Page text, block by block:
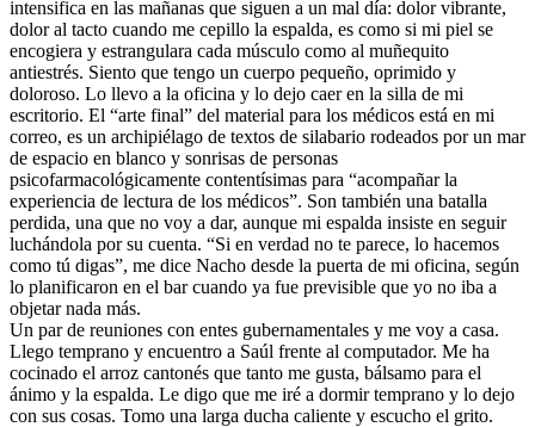
intensifica en las mañanas que siguen a un mal día: dolor vibrante,
dolor al tacto cuando me cepillo la espalda, es como si mi piel se
encogiera y estrangulara cada músculo como al muñequito
antiestrés. Siento que tengo un cuerpo pequeño, oprimido y
doloroso. Lo llevo a la oficina y lo dejo caer en la silla de mi
escritorio. El “arte final” del material para los médicos está en mi
correo, es un archipiélago de textos de silabario rodeados por un mar
de espacio en blanco y sonrisas de personas
psicofarmacológicamente contentísimas para “acompañar la
experiencia de lectura de los médicos”. Son también una batalla
perdida, una que no voy a dar, aunque mi espalda insiste en seguir
luchándola por su cuenta. “Si en verdad no te parece, lo hacemos
como tú digas”, me dice Nacho desde la puerta de mi oficina, según
lo planificaron en el bar cuando ya fue previsible que yo no iba a
objetar nada más.
Un par de reuniones con entes gubernamentales y me voy a casa.
Llego temprano y encuentro a Saúl frente al computador. Me ha
cocinado el arroz cantonés que tanto me gusta, bálsamo para el
ánimo y la espalda. Le digo que me iré a dormir temprano y lo dejo
con sus cosas. Tomo una larga ducha caliente y escucho el grito.